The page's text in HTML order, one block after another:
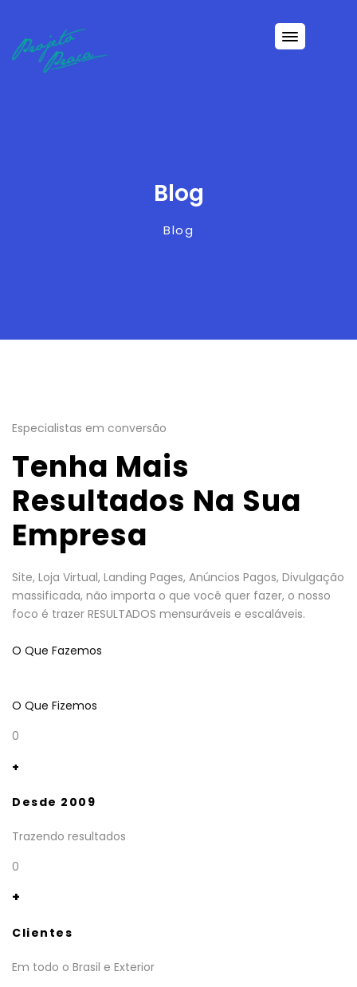
Blog
Blog
Especialistas em conversão
Tenha Mais
Resultados Na Sua
Empresa
Site, Loja Virtual, Landing Pages, Anúncios Pagos, Divulgação
massificada, não importa o que você quer fazer, o nosso
foco é trazer RESULTADOS mensuráveis e escaláveis.
O Que Fazemos
O Que Fizemos
0
+
Desde 2009
Trazendo resultados
0
+
Clientes
Em todo o Brasil e Exterior